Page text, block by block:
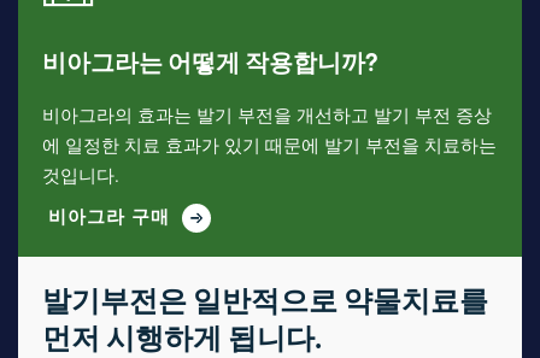
비아그라는 어떻게 작용합니까?
비아그라의 효과는 발기 부전을 개선하고 발기 부전 증상
에 일정한 치료 효과가 있기 때문에 발기 부전을 치료하는
것입니다.
비아그라 구매
발기부전은 일반적으로 약물치료를
먼저 시행하게 됩니다.